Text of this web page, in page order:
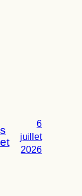
6
juillet
2026